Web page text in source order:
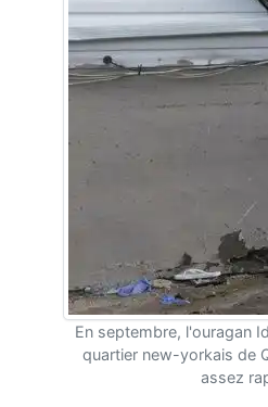
En septembre, l'ouragan
quartier new-yorkais de
assez